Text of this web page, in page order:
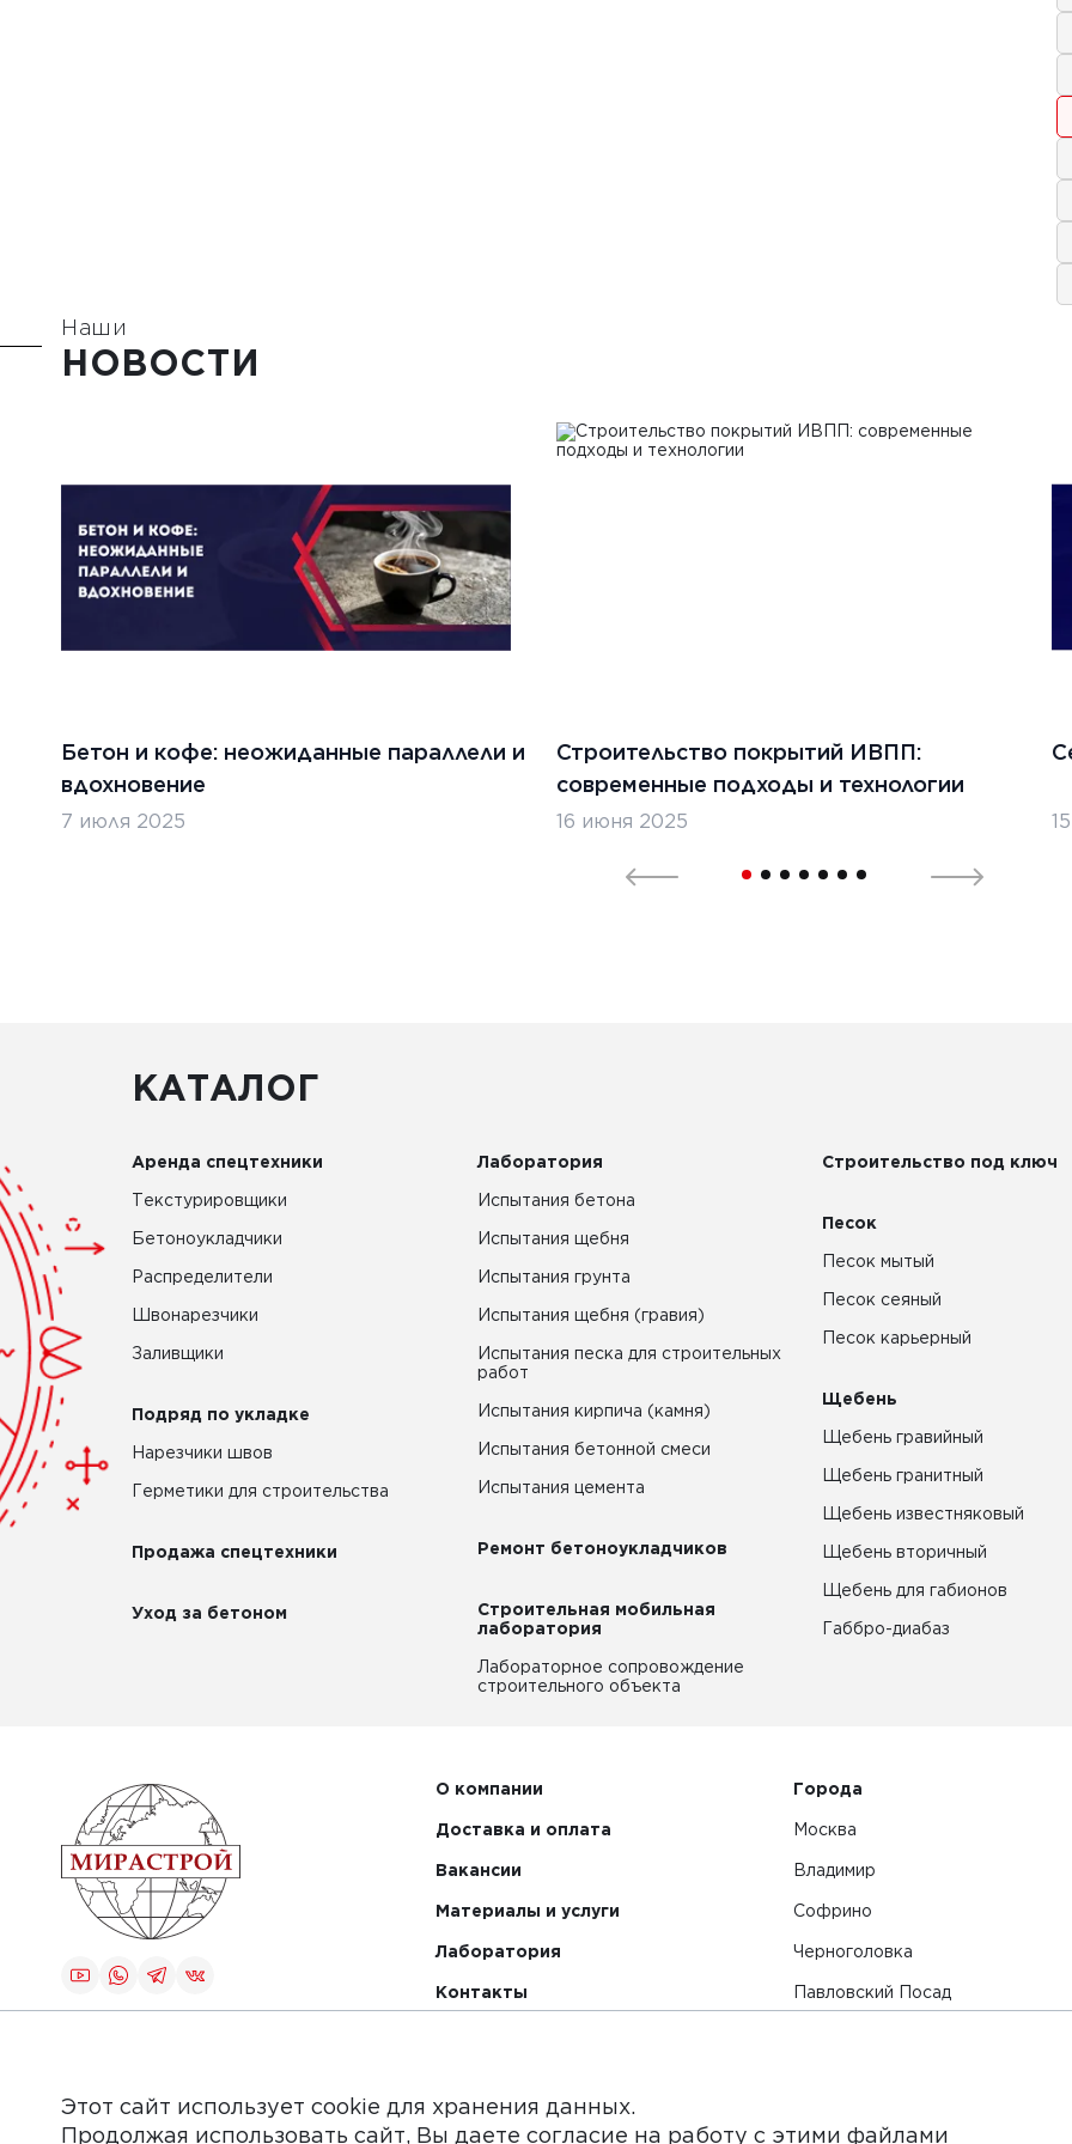
Наши
НОВОСТИ
Бетон и кофе: неожиданные параллели и
вдохновение
7 июля 2025
Строительство покрытий ИВПП:
современные подходы и технологии
16 июня 2025
КАТАЛОГ
Аренда спецтехники
Текстурировщики
Бетоноукладчики
Распределители
Швонарезчики
Заливщики
Подряд по укладке
Нарезчики швов
Герметики для строительства
Продажа спецтехники
Уход за бетоном
Лаборатория
Испытания бетона
Испытания щебня
Испытания грунта
Испытания щебня (гравия)
Испытания песка для строительных
работ
Испытания кирпича (камня)
Испытания бетонной смеси
Испытания цемента
Ремонт бетоноукладчиков
Строительная мобильная
лаборатория
Лабораторное сопровождение
строительного объекта
Строительство под ключ
Песок
Песок мытый
Песок сеяный
Песок карьерный
Щебень
Щебень гравийный
Щебень гранитный
Щебень известняковый
Щебень вторичный
Щебень для габионов
Габбро-диабаз
О компании
Доставка и оплата
Вакансии
Материалы и услуги
Лаборатория
Контакты
Города
Москва
Владимир
Софрино
Черноголовка
Павловский Посад
Этот сайт использует cookie для хранения данных.
Продолжая использовать сайт, Вы даете согласие на работу с этими файлами